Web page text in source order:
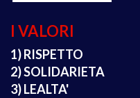
I VALORI
1) RISPETTO
2) SOLIDARIETA
3) LEALTA'